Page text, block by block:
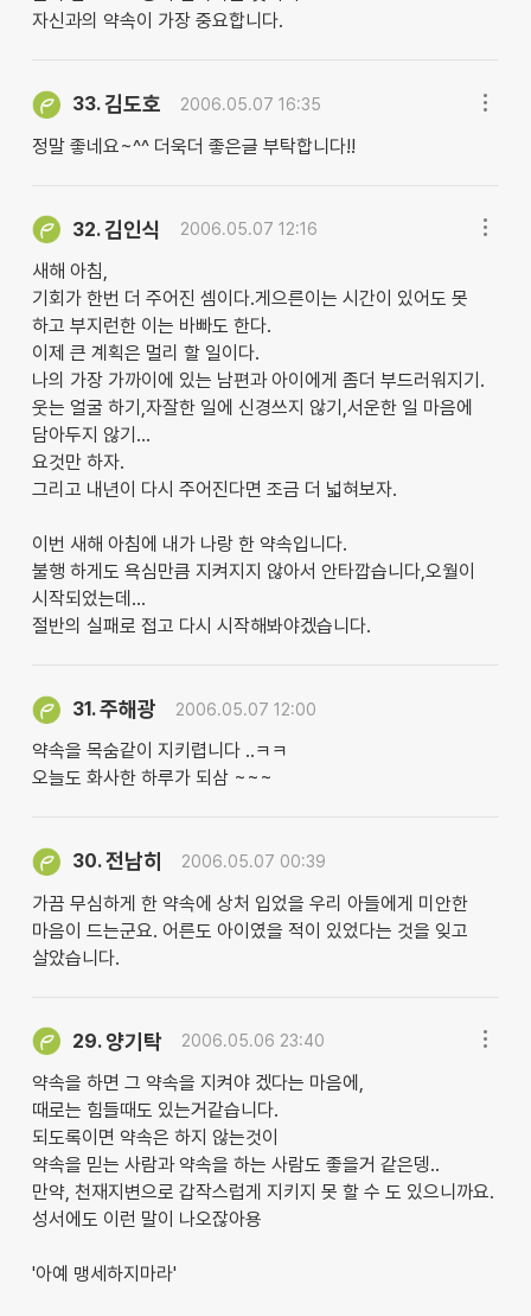
자신과의 약속이 가장 중요합니다.
33.김도호 2006.05.07 16:35
정말 좋네요~^^ 더욱더 좋은글 부탁합니다!!
32.김인식 2006.05.07 12:16
새해 아침,
기회가 한번 더 주어진 셈이다.게으른이는 시간이 있어도 못
하고 부지런한 이는 바빠도 한다.
이제 큰 계획은 멀리 할 일이다.
나의 가장 가까이에 있는 남편과 아이에게 좀더 부드러워지기.
웃는 얼굴 하기,자잘한 일에 신경쓰지 않기,서운한 일 마음에
담아두지 않기...
요것만 하자.
그리고 내년이 다시 주어진다면 조금 더 넓혀보자.
이번 새해 아침에 내가 나랑 한 약속입니다.
불행 하게도 욕심만큼 지켜지지 않아서 안타깝습니다,오월이
시작되었는데...
절반의 실패로 접고 다시 시작해봐야겠습니다.
31.주해광 2006.05.07 12:00
약속을 목숨같이 지키렵니다 ..ㅋㅋ
오늘도 화사한 하루가 되삼 ~~~
30.전남히 2006.05.07 00:39
가끔 무심하게 한 약속에 상처 입었을 우리 아들에게 미안한
마음이 드는군요. 어른도 아이였을 적이 있었다는 것을 잊고
살았습니다.
29.양기탁 2006.05.06 23:40
약속을 하면 그 약속을 지켜야 겠다는 마음에,
때로는 힘들때도 있는거같습니다.
되도록이면 약속은 하지 않는것이
약속을 믿는 사람과 약속을 하는 사람도 좋을거 같은뎅‥
만약, 천재지변으로 갑작스럽게 지키지 못 할 수 도 있으니까요.
성서에도 이런 말이 나오잖아용
'아예 맹세하지마라'